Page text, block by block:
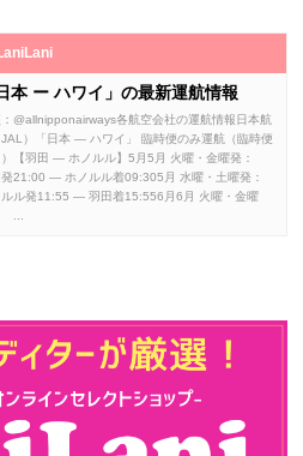
本 ー ハワイ」の最新運航情報
@allnipponairways各航空会社の運航情報日本航
JAL）「日本 ― ハワイ」 臨時便のみ運航（臨時便
）【羽田 ― ホノルル】5月5月 火曜・金曜発：
21:00 ― ホノルル着09:305月 水曜・土曜発：
ルル発11:55 ― 羽田着15:556月6月 火曜・金曜
...